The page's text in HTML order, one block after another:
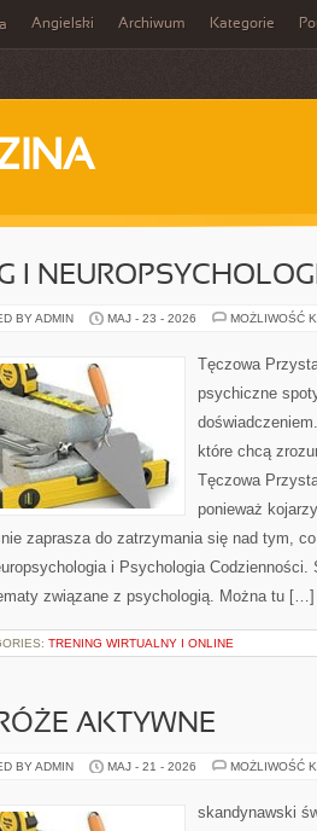
Angielski Archiwum Kategorie
I
BY ADMIN MAJ - 23 - 2026 MOŻLIWOŚĆ
Tęczowa
psychiczne
które chcą
Tęczowa
ponieważ
zaprasza do zatrzymania się nad tym,
i Psychologia
związane z psychologią. Można tu […]
TRENING WIRTUALNY I ONLINE
AKTYWNE
BY ADMIN MAJ - 21 - 2026 MOŻLIWOŚĆ
skandynawski